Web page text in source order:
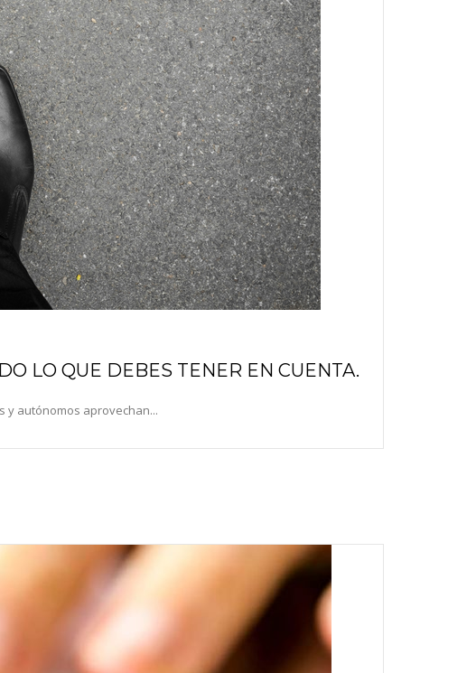
LO QUE DEBES TENER EN CUENTA.
y autónomos aprovechan...